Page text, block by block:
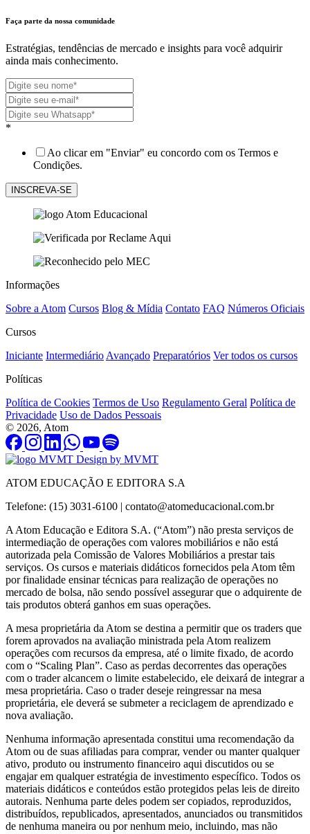
Faça parte da nossa comunidade
Estratégias, tendências de mercado e insights para você adquirir
ainda mais conhecimento.
*
Ao clicar em "Enviar" eu concordo com os Termos e
Condições.
Informações
Sobre a Atom Cursos Blog & Mídia Contato FAQ Números Oficiais
Cursos
Iniciante IntermediárioAvançado Preparatórios Ver todos os cursos
Políticas
Política de Cookies Termos de Uso Regulamento Geral Política de
Privacidade Uso de Dados Pessoais
© 2026, Atom
Design by MVMT
ATOM EDUCAÇÃO E EDITORA S.A
Telefone: (15) 3031-6100 | contato@atomeducacional.com.br
A Atom Educação e Editora S.A. (“Atom”) não presta serviços de
intermediação de operações com valores mobiliários e não está
autorizada pela Comissão de Valores Mobiliários a prestar tais
serviços. Os cursos e materiais didáticos fornecidos pela Atom têm
por finalidade ensinar técnicas para realização de operações no
mercado de bolsa, não sendo possível assegurar que o adquirente de
tais produtos obterá ganhos em suas operações.
A mesa proprietária da Atom se destina a permitir que os traders que
forem aprovados na avaliação ministrada pela Atom realizem
operações com recursos da empresa, até o limite fixado, de acordo
com o “Scaling Plan”. Caso as perdas decorrentes das operações
com o trader alcancem o limite estabelecido, ele deixará de integrar a
mesa proprietária. Caso o trader deseje reingressar na mesa
proprietária, ele deverá se submeter a reciclagem de aprendizado e
nova avaliação.
Nenhuma informação apresentada constitui uma recomendação da
Atom ou de suas afiliadas para comprar, vender ou manter qualquer
ativo, produto ou instrumento financeiro aqui discutidos ou se
engajar em qualquer estratégia de investimento específico. Todos os
materiais didáticos e conteúdos estão protegidos pelas leis de direito
autorais. Nenhuma parte deles podem ser copiados, reproduzidos,
distribuídos, republicados, apresentados, anunciados ou transmitidos
de nenhuma maneira ou por nenhum meio, incluindo, mas não